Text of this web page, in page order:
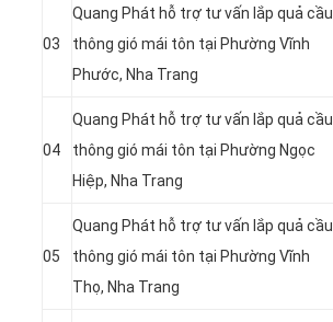
03
Quang Phát hỗ trợ tư vấn lắp quả cầu
thông gió mái tôn tại Phường Vĩnh
Phước, Nha Trang
04
Quang Phát hỗ trợ tư vấn lắp quả cầu
thông gió mái tôn tại Phường Ngọc
Hiệp, Nha Trang
05
Quang Phát hỗ trợ tư vấn lắp quả cầu
thông gió mái tôn tại Phường Vĩnh
Thọ, Nha Trang